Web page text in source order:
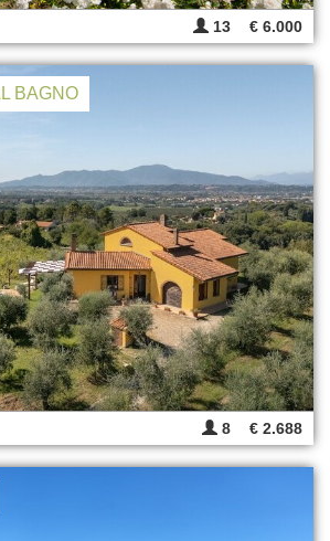
13 € 6.000
BAGNO
8 € 2.688